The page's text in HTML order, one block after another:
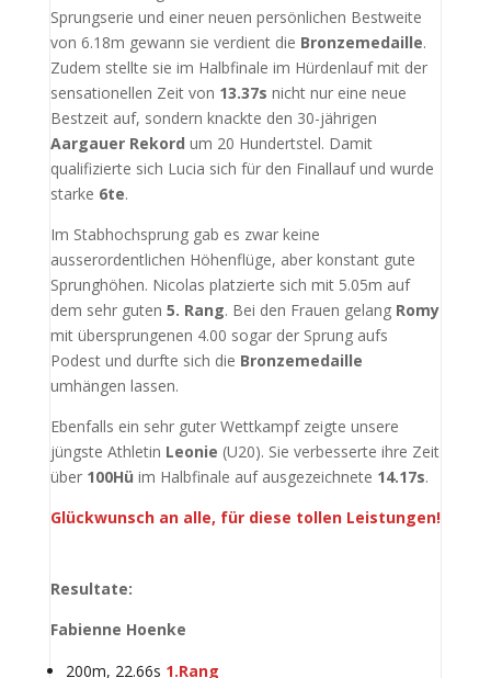
Sprungserie und einer neuen persönlichen Bestweite
von 6.18m gewann sie verdient die Bronzemedaille.
Zudem stellte sie im Halbfinale im Hürdenlauf mit der
sensationellen Zeit von 13.37s nicht nur eine neue
Bestzeit auf, sondern knackte den 30-jährigen
Aargauer Rekord um 20 Hundertstel. Damit
qualifizierte sich Lucia sich für den Finallauf und wurde
starke 6te.
Im Stabhochsprung gab es zwar keine
ausserordentlichen Höhenflüge, aber konstant gute
Sprunghöhen. Nicolas platzierte sich mit 5.05m auf
dem sehr guten 5. Rang. Bei den Frauen gelang Romy
mit übersprungenen 4.00 sogar der Sprung aufs
Podest und durfte sich die Bronzemedaille
umhängen lassen.
Ebenfalls ein sehr guter Wettkampf zeigte unsere
jüngste Athletin Leonie (U20). Sie verbesserte ihre Zeit
über 100Hü im Halbfinale auf ausgezeichnete 14.17s.
Glückwunsch an alle, für diese tollen Leistungen!
Resultate:
Fabienne Hoenke
200m, 22.66s 1.Rang